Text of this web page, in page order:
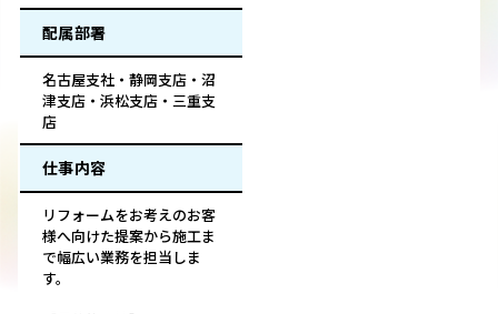
配属部署
名古屋支社・静岡支店・沼
津支店・浜松支店・三重支
店
仕事内容
リフォームをお考えのお客
様へ向けた提案から施工ま
で幅広い業務を担当しま
す。